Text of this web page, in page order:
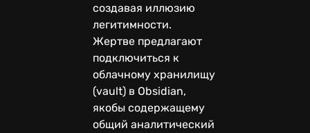
создавая иллюзию
легитимности.
Жертве предлагают
подключиться к
облачному хранилищу
(vault) в Obsidian,
якобы содержащему
общий аналитический